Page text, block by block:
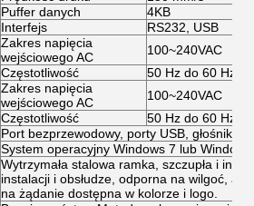
Puffer danych
4KB
Interfejs
RS232, USB
Zakres napięcia
wejściowego AC
100~240VAC
Częstotliwość
50 Hz do 60 Hz
Zakres napięcia
wejściowego AC
100~240VAC
Częstotliwość
50 Hz do 60 Hz
Port bezprzewodowy, porty USB, głośniki,
System operacyjny Windows 7 lub
Wytrzymała stalowa ramka, szczupła i
instalacji i obsłudze, odporna na wilgoć,
na żądanie dostępna w kolorze i logo.